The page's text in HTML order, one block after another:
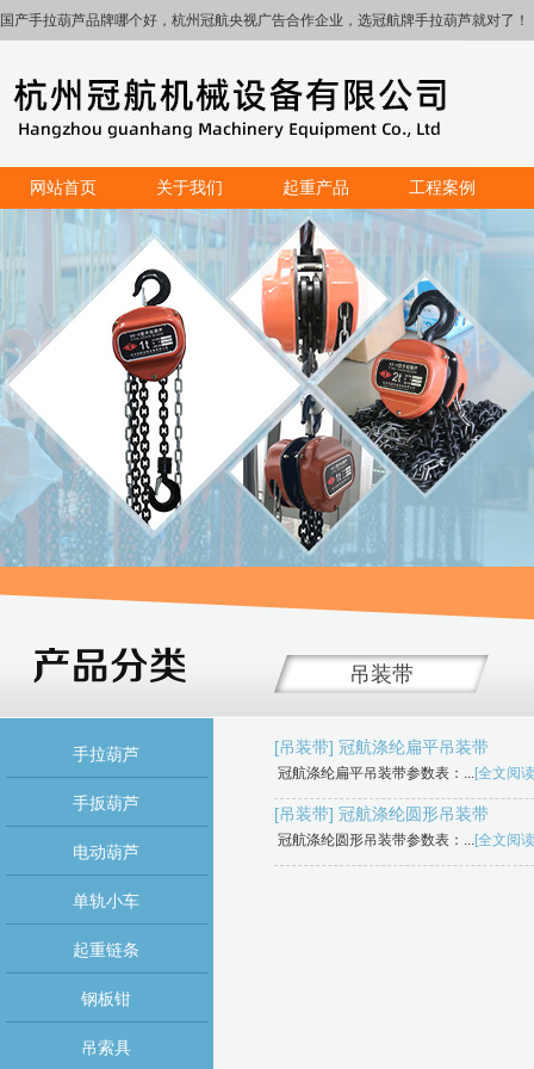
国产手拉葫芦品牌哪个好，杭州冠航央视广告合作企业，选冠航牌手拉葫芦就对了！
网站首页 关于我们 起重产品 工程案例
手拉葫芦
手扳葫芦
电动葫芦
单轨小车
起重链条
钢板钳
吊索具
吊装带
[吊装带] 冠航涤纶扁平吊装带
冠航涤纶扁平吊装带参数表：...[全文阅
[吊装带] 冠航涤纶圆形吊装带
冠航涤纶圆形吊装带参数表：...[全文阅